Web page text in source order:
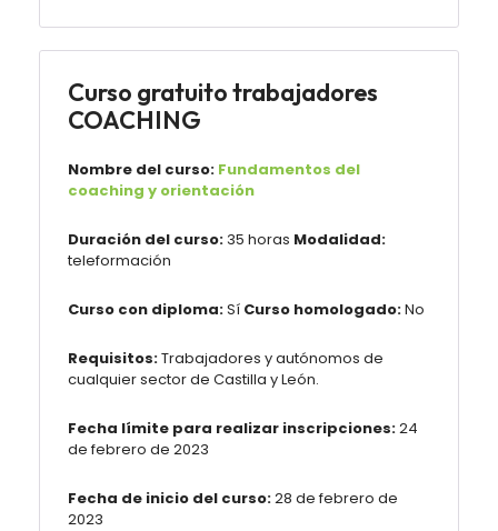
Curso gratuito trabajadores
COACHING
Nombre del curso: Fundamentos del
coaching y orientación
Duración del curso: 35 horas Modalidad:
teleformación
Curso con diploma:Sí Curso homologado:No
Requisitos:Trabajadores y autónomos de
cualquier sector de Castilla y León.
Fecha límite para realizar inscripciones:24
de febrero de 2023
Fecha de inicio del curso:28 de febrero de
2023